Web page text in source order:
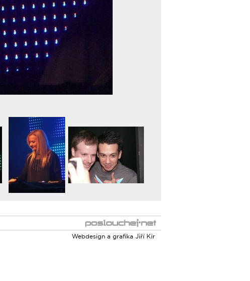
Webdesign a grafika Jiří Kir